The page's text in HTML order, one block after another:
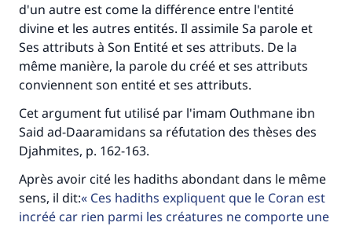
d'un autre est come la différence entre l'entité
divine et les autres entités. Il assimile Sa parole et
Ses attributs à Son Entité et ses attributs. De la
même manière, la parole du créé et ses attributs
conviennent son entité et ses attributs.
Cet argument fut utilisé par l'imam Outhmane ibn
Said ad-Daaramidans sa réfutation des thèses des
Djahmites, p. 162-163.
Après avoir cité les hadiths abondant dans le même
sens, il dit:
Ces hadiths expliquent que le Coran est
incréé car rien parmi les créatures ne comporte une